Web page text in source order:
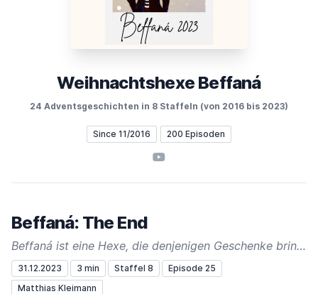
Weihnachtshexe Beffaná
24 Adventsgeschichten in 8 Staffeln (von 2016 bis 2023)
Since 11/2016 200 Episoden
YouTube
Beffaná: The End
Beffaná ist eine Hexe, die denjenigen Geschenke bringt, an die in der Weihnachtszeit sonst niemand denkt. Ihr würdet sie vielleicht Monster, Schädlinge oder sonderliche Gestalten nennen, für Beffaná sind es einfach ihre Freunde.
31.12.2023 3 min Staffel 8
Episode 25
Matthias Kleimann